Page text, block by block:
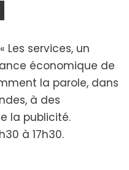
Les services, un
économique de
la parole, dans
à des
la publicité.
à 17h30.